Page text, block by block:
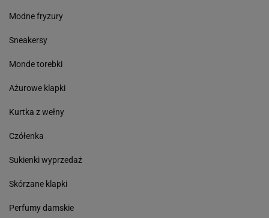
Modne fryzury
Sneakersy
Monde torebki
Ażurowe klapki
Kurtka z wełny
Czółenka
Sukienki wyprzedaż
Skórzane klapki
Perfumy damskie